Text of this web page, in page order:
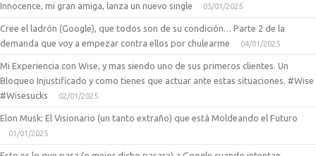
Innocence, mi gran amiga, lanza un nuevo single 05/01/2025
Cree el ladrón (Google), que todos son de su condición… Parte 2 de la
demanda que voy a empezar contra ellos por chulearme
04/01/2025
Mi Experiencia con Wise, y mas siendo uno de sus primeros clientes. Un
Bloqueo Injustificado y como tienes que actuar ante estas situaciones. #Wise
#Wisesucks
02/01/2025
Elon Musk: El Visionario (un tanto extraño) que está Moldeando el Futuro
01/01/2025